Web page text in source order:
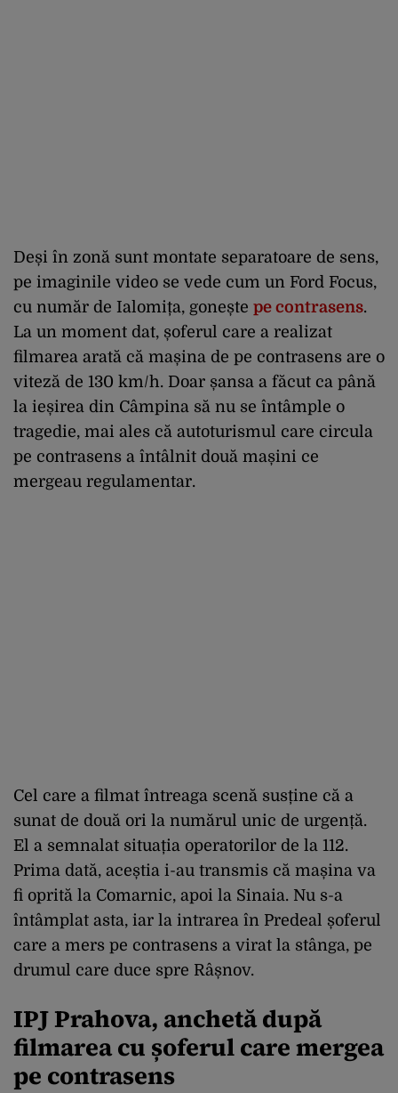
Deși în zonă sunt montate separatoare de sens,
pe imaginile video se vede cum un Ford Focus,
cu număr de Ialomița, gonește pe contrasens.
La un moment dat, șoferul care a realizat
filmarea arată că mașina de pe contrasens are o
viteză de 130 km/h. Doar șansa a făcut ca până
la ieșirea din Câmpina să nu se întâmple o
tragedie, mai ales că autoturismul care circula
pe contrasens a întâlnit două mașini ce
mergeau regulamentar.
Cel care a filmat întreaga scenă susține că a
sunat de două ori la numărul unic de urgență.
El a semnalat situația operatorilor de la 112.
Prima dată, aceștia i-au transmis că mașina va
fi oprită la Comarnic, apoi la Sinaia. Nu s-a
întâmplat asta, iar la intrarea în Predeal șoferul
care a mers pe contrasens a virat la stânga, pe
drumul care duce spre Râșnov.
IPJ Prahova, anchetă după
filmarea cu șoferul care mergea
pe contrasens